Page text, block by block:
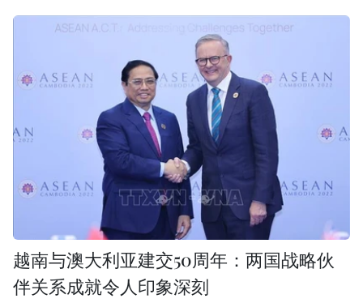
越南与澳大利亚建交50周年：两国战略伙
伴关系成就令人印象深刻